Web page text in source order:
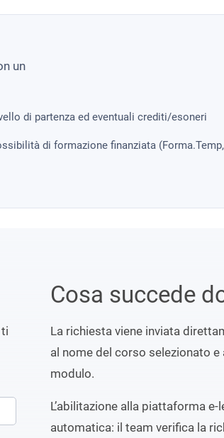
un
di partenza ed eventuali crediti/esoneri
di formazione finanziata
Cosa succede
La richiesta viene inviata
al nome del corso selezionato e
modulo.
L’abilitazione alla piattaforma e-
automatica: il team verifica la